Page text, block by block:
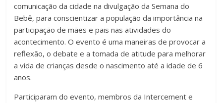
comunicação da cidade na divulgação da Semana do
Bebê, para conscientizar a população da importância na
participação de mães e pais nas atividades do
acontecimento. O evento é uma maneiras de provocar a
reflexão, o debate e a tomada de atitude para melhorar
a vida de crianças desde o nascimento até a idade de 6
anos.
Participaram do evento, membros da Intercement e